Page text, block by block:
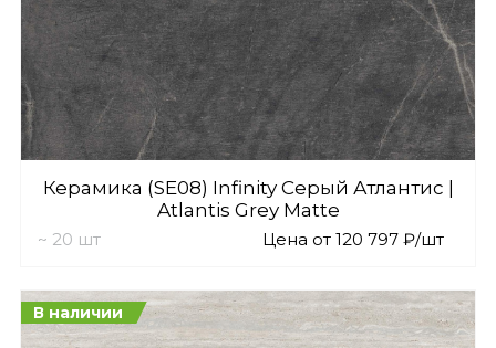
Керамика (SE08) Infinity Серый Атлантис |
Atlantis Grey Matte
~ 20 шт Цена от 120 797 ₽/шт
В наличии